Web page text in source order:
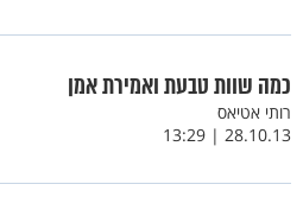
כמה שוות טבעת ואמירת אמן
רותי אטיאס
28.10.13 | 13:29